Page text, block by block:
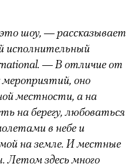
через
шоу, — рассказывает
исполнительный
— В отличие от
оно
местности, а на
на берегу, любоваться
в небе и
на земле. И местные
Летом здесь много